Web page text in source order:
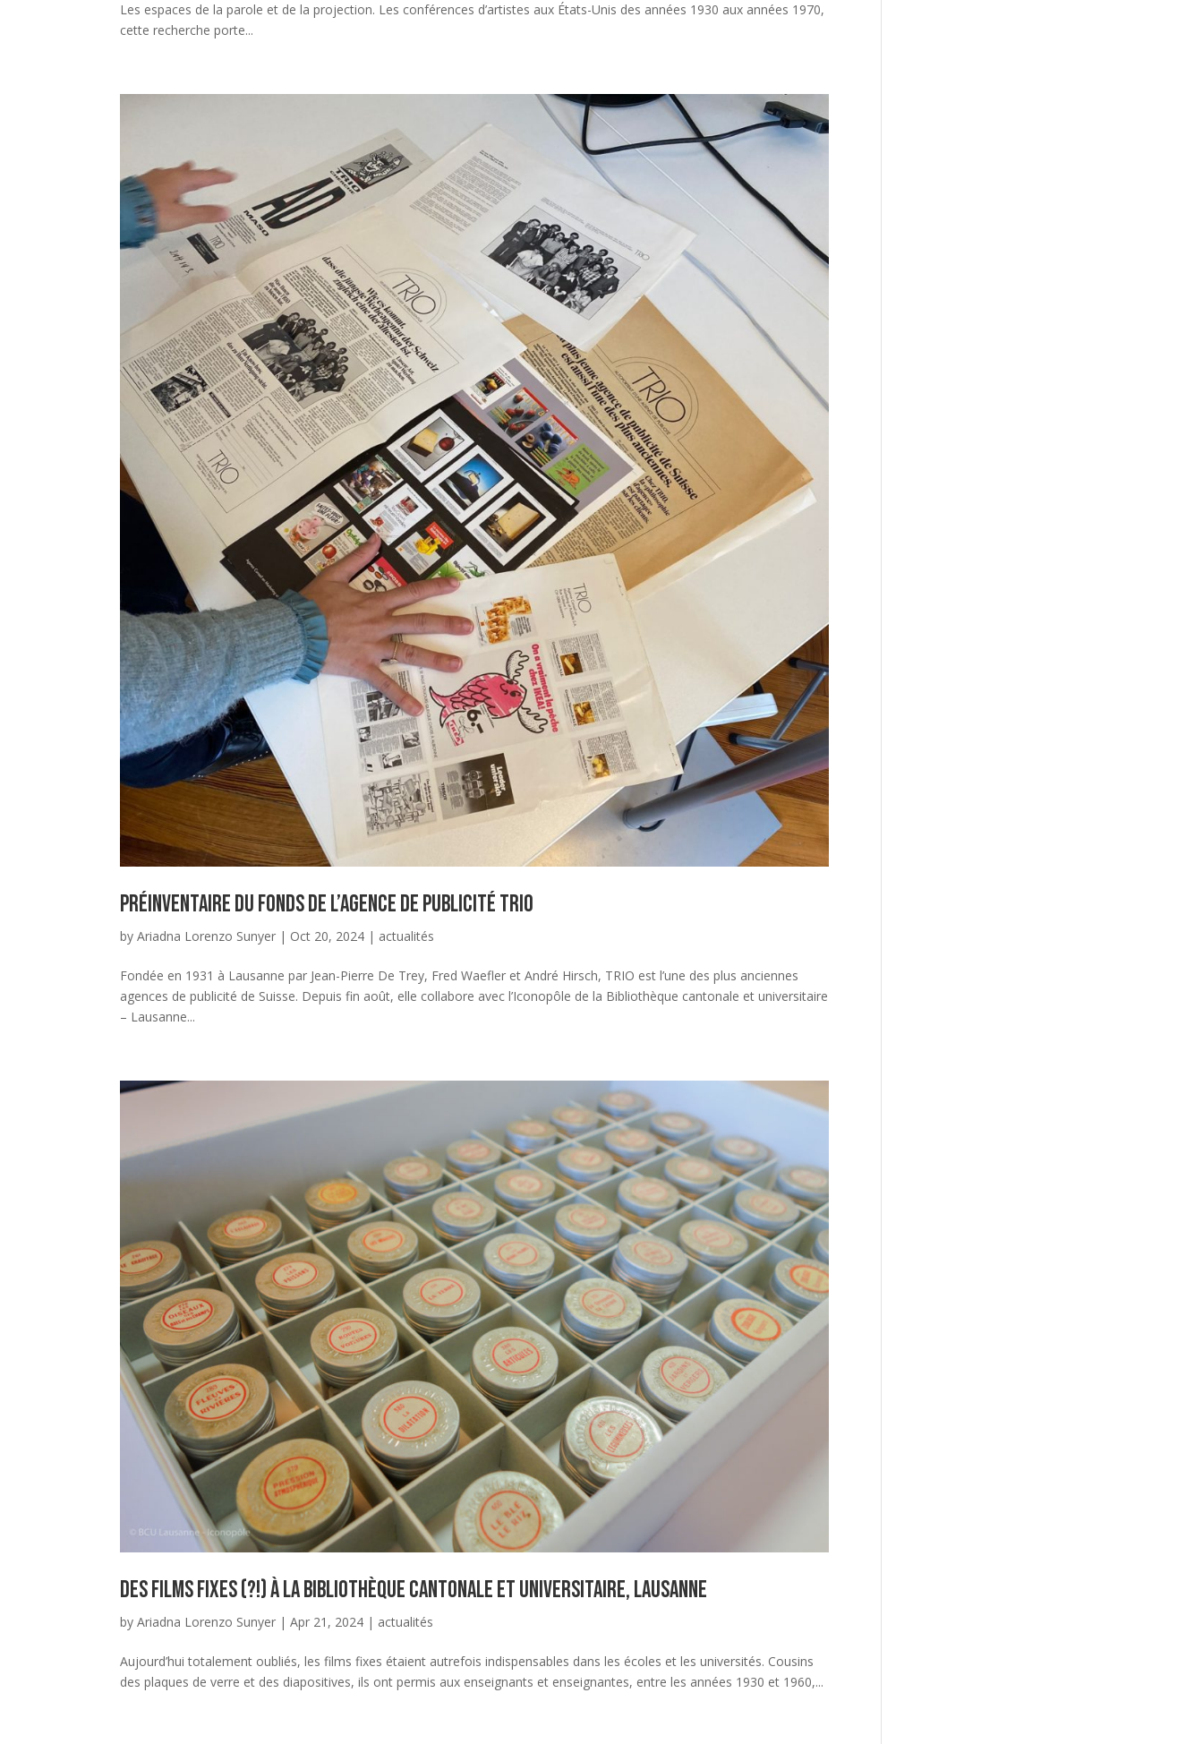
Les espaces de la parole et de la projection. Les conférences d’artistes aux États-Unis des années 1930 aux années 1970,
cette recherche porte...
Préinventaire du fonds de l’agence de publicité TRIO
byAriadna Lorenzo Sunyer | Oct 20, 2024 | actualités
Fondée en 1931 à Lausanne par Jean-Pierre De Trey, Fred Waefler et André Hirsch, TRIO est l’une des plus anciennes
agences de publicité de Suisse. Depuis fin août, elle collabore avec l’Iconopôle de la Bibliothèque cantonale et universitaire
– Lausanne...
Des films fixes (?!) à la Bibliothèque cantonale et universitaire, Lausanne
byAriadna Lorenzo Sunyer |Apr 21, 2024 | actualités
Aujourd’hui totalement oubliés, les films fixes étaient autrefois indispensables dans les écoles et les universités. Cousins
des plaques de verre et des diapositives, ils ont permis aux enseignants et enseignantes, entre les années 1930 et 1960,...